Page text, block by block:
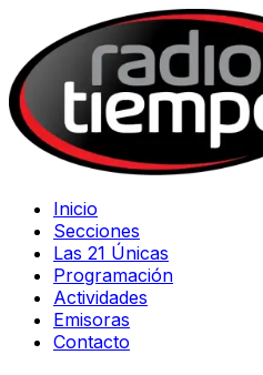
Inicio
Secciones
Las 21 Únicas
Programación
Actividades
Emisoras
Contacto